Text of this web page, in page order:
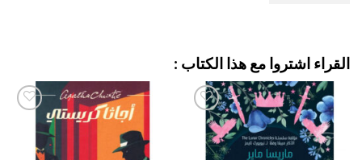
القراء اشتروا مع هذا الكتاب :
إضافة
إلى
قائمة
الرغبات
قائمة
الرغبات